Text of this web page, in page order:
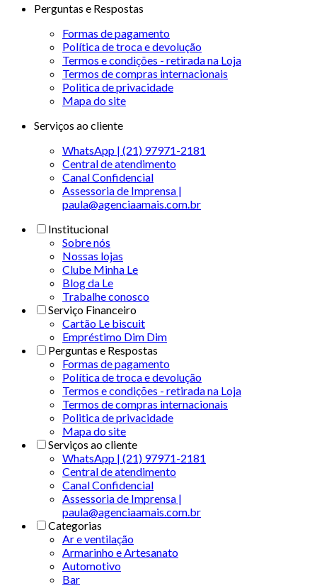
Perguntas e Respostas
Formas de pagamento
Política de troca e devolução
Termos e condições - retirada na Loja
Termos de compras internacionais
Politica de privacidade
Mapa do site
Serviços ao cliente
WhatsApp | (21) 97971-2181
Central de atendimento
Canal Confidencial
Assessoria de Imprensa |
paula@agenciaamais.com.br
Institucional
Sobre nós
Nossas lojas
Clube Minha Le
Blog da Le
Trabalhe conosco
Serviço Financeiro
Cartão Le biscuit
Empréstimo Dim Dim
Perguntas e Respostas
Formas de pagamento
Política de troca e devolução
Termos e condições - retirada na Loja
Termos de compras internacionais
Politica de privacidade
Mapa do site
Serviços ao cliente
WhatsApp | (21) 97971-2181
Central de atendimento
Canal Confidencial
Assessoria de Imprensa |
paula@agenciaamais.com.br
Categorias
Ar e ventilação
Armarinho e Artesanato
Automotivo
Bar